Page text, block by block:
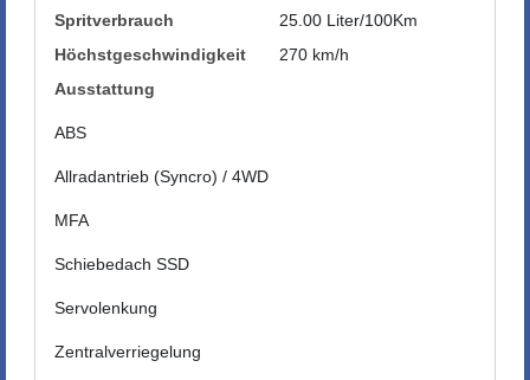
Spritverbrauch
25.00 Liter/100Km
Höchstgeschwindigkeit
270 km/h
Ausstattung
ABS
Allradantrieb (Syncro) / 4WD
MFA
Schiebedach SSD
Servolenkung
Zentralverriegelung